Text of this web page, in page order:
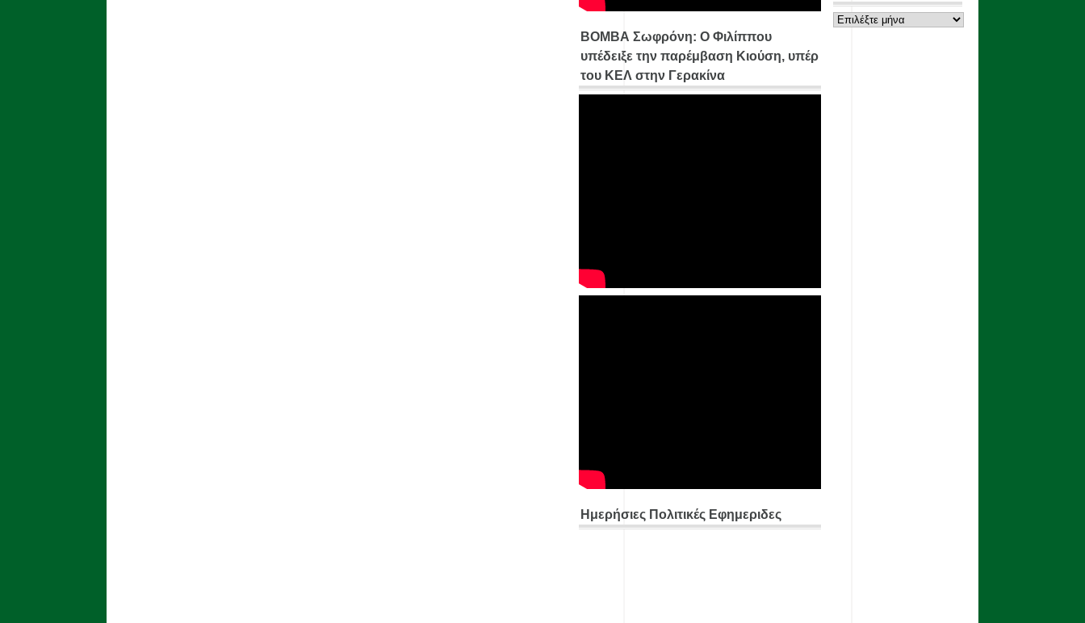
ΒΟΜΒΑ Σωφρόνη: Ο Φιλίππου
υπέδειξε την παρέμβαση Κιούση, υπέρ
του ΚΕΛ στην Γερακίνα
Ημερήσιες Πολιτικές Εφημεριδες
Αρχεία